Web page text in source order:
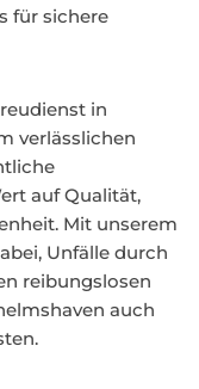
für sichere
in
verlässlichen
auf Qualität,
Mit unserem
Unfälle durch
reibungslosen
auch